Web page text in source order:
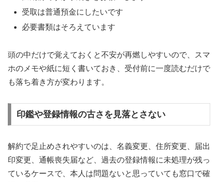
受取は普通預金にしたいです
必要書類はそろえています
頭の中だけで覚えておくと不安が再燃しやすいので、スマ
ホのメモや紙に短く書いておき、受付前に一度読むだけで
も落ち着き方が変わります。
印鑑や登録情報の古さを見落とさない
解約で足止めされやすいのは、名義変更、住所変更、届出
印変更、通帳喪失届など、過去の登録情報に未処理が残っ
ているケースで、本人は問題ないと思っていても窓口で確